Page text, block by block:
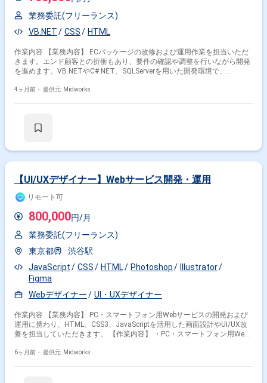
業務委託(フリーランス)
VB.NET
CSS HTML
作業内容 【業務内容】 ECパッケージの改修および運用作業を担当いただ
きます。エンド顧客との折衝もあり、要件の確認や調整を行いながら開発
を進めます。VB.NETやC#.NET、SQLServerを用いた開発環境で、
・ECパッケージの改修作業 ・ECパッケージの運用作業 ・エンド顧客との
4ヶ月前・ 提供元: Midworks
【UI/UXデザイナー】Webサービス開発・運用
リモート可
800,000円/月
業務委託(フリーランス)
東京都
渋谷駅
JavaScript
CSS HTML Photoshop
Illustrator
Figma
Webデザイナー
UI・UXデザイナー
作業内容 【業務内容】 PC・スマートフォン用Webサービスの開発および
運用に携わり、HTML、CSS3、JavaScriptを活用した画面設計やUI/UX改
善を担当していただきます。 【作業内容】 ・PC・スマートフォン用Web
CSS3、JavaScriptを利用した開発・運用 【稼働日数】週5日 【リモート日
6ヶ月前・ 提供元: Midworks